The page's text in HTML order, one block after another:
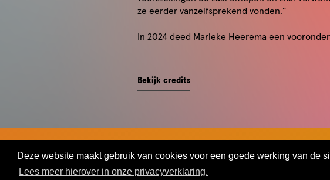
Deze website maakt gebruik van cookies voor een goede werking van de
Lees meer hierover in onze privacyverklaring.
ze eerder vanzelfsprekend vonden.”
In 2024 deed Marieke Heerema een
Bekijk credits
Dramaturgie: Pol Eggermont
Scenografie: Floris Barnhoorn
Sounddesign: Simeon van Tongeren
Regie-assistent: Olga Tsyganova
TEASER BORN FOR NOTHING